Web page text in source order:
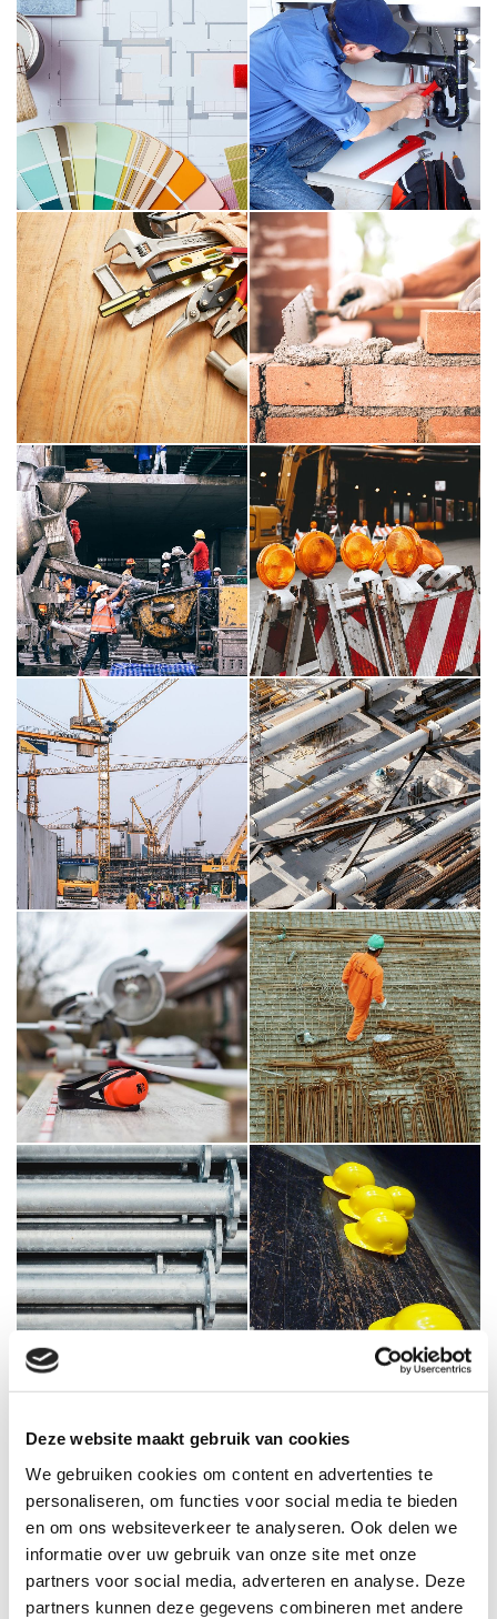
Deze website maakt gebruik van cookies
We gebruiken cookies om content en advertenties te
personaliseren, om functies voor social media te bieden
en om ons websiteverkeer te analyseren. Ook delen we
informatie over uw gebruik van onze site met onze
partners voor social media, adverteren en analyse. Deze
partners kunnen deze gegevens combineren met andere